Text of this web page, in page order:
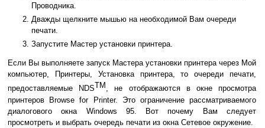
Проводника.
Дважды щелкните мышью на необходимой Вам очереди
печати.
Запустите Мастер установки принтера.
Если Вы выполняете запуск Мастера установки принтера через Мой
компьютер, Принтеры, Установка принтера, то очереди печати,
предоставляемые NDSTM , не отображаются в окне просмотра
принтеров Browse for Printer. Это ограничение рассматриваемого
диалогового окна Windows 95. Вот почему Вам следует
просмотреть и выбрать очередь печати из окна Сетевое окружение.